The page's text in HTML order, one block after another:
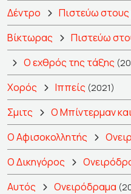
Δέντρο Πιστεύω
Βίκτωρας Πιστεύω
Ο εχθρός της τάξης
Χορός Ιππείς (2021)
Σμιτς Ο Μπίντερμαν
Ο Αφισοκολλητής
Ο Δικηγόρος
Αυτός Ονειρόδραμα